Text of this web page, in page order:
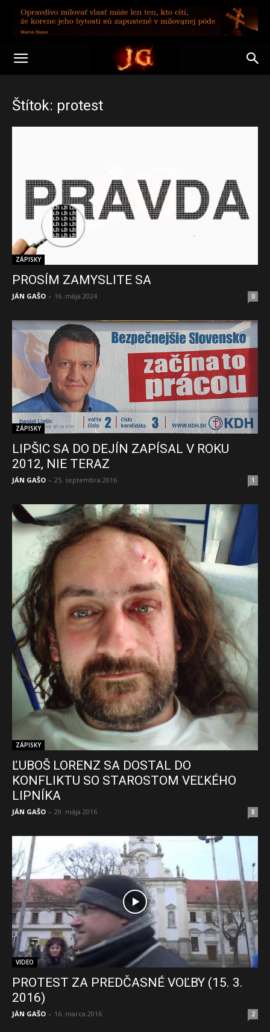
Štítok: protest
ZÁPISKY
PROSÍM ZAMYSLITE SA
JÁN GAŠO - 16. mája 2024 0
ZÁPISKY
LIPŠIC SA DO DEJÍN ZAPÍSAL V ROKU
2012, NIE TERAZ
JÁN GAŠO - 25. septembra 2016 1
ZÁPISKY
ĽUBOŠ LORENZ SA DOSTAL DO
KONFLIKTU SO STAROSTOM VEĽKÉHO
LIPNÍKA
JÁN GAŠO - 29. mája 2016 8
VIDEO
PROTEST ZA PREDČASNÉ VOĽBY (15. 3.
2016)
JÁN GAŠO - 16. marca 2016 2